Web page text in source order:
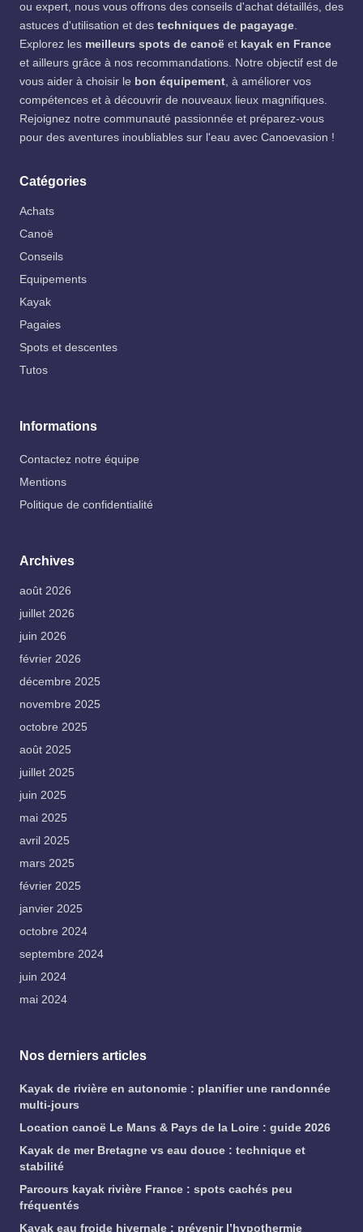
ou expert, nous vous offrons des conseils d'achat détaillés, des
astuces d'utilisation et des techniques de pagayage.
Explorez les meilleurs spots de canoë et kayak en France
et ailleurs grâce à nos recommandations. Notre objectif est de
vous aider à choisir le bon équipement, à améliorer vos
compétences et à découvrir de nouveaux lieux magnifiques.
Rejoignez notre communauté passionnée et préparez-vous
pour des aventures inoubliables sur l'eau avec Canoevasion !
Catégories
Achats
Canoë
Conseils
Equipements
Kayak
Pagaies
Spots et descentes
Tutos
Informations
Contactez notre équipe
Mentions
Politique de confidentialité
Archives
août 2026
juillet 2026
juin 2026
février 2026
décembre 2025
novembre 2025
octobre 2025
août 2025
juillet 2025
juin 2025
mai 2025
avril 2025
mars 2025
février 2025
janvier 2025
octobre 2024
septembre 2024
juin 2024
mai 2024
Nos derniers articles
Kayak de rivière en autonomie : planifier une randonnée
multi-jours
Location canoë Le Mans & Pays de la Loire : guide 2026
Kayak de mer Bretagne vs eau douce : technique et
stabilité
Parcours kayak rivière France : spots cachés peu
fréquentés
Kayak eau froide hivernale : prévenir l’hypothermie